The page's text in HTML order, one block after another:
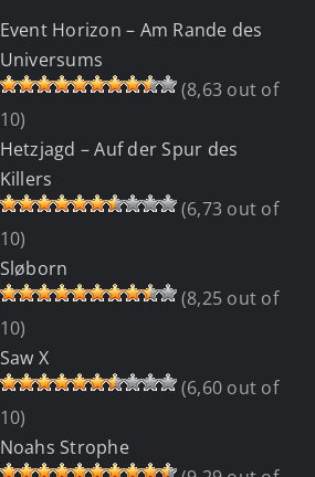
Event Horizon – Am Rande des
Universums
(8,63 out of
10)
Hetzjagd – Auf der Spur des
Killers
(6,73 out of
10)
Sløborn
(8,25 out of
10)
Saw X
(6,60 out of
10)
Noahs Strophe